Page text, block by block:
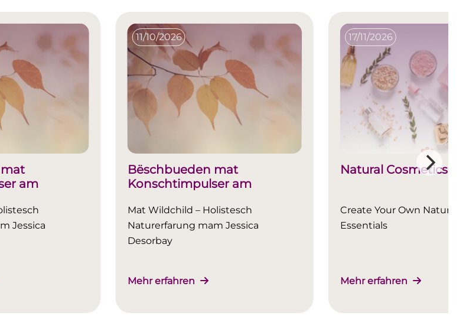
am
Jessica
11/10/2026
Bëschbueden mat
Konschtimpulser am
Mat Wildchild – Holistesch
Naturerfarung mam Jessica
Desorbay
Mehr erfahren
17/11/2026
Natural Cosmetics
Create Your Own Natural
Essentials
Mehr erfahren